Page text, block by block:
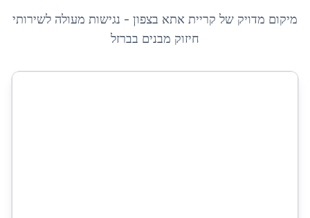
מיקום מדויק של קריית אתא בצפון - נגישות מעולה לשירותי
חיזוק מבנים בברזל